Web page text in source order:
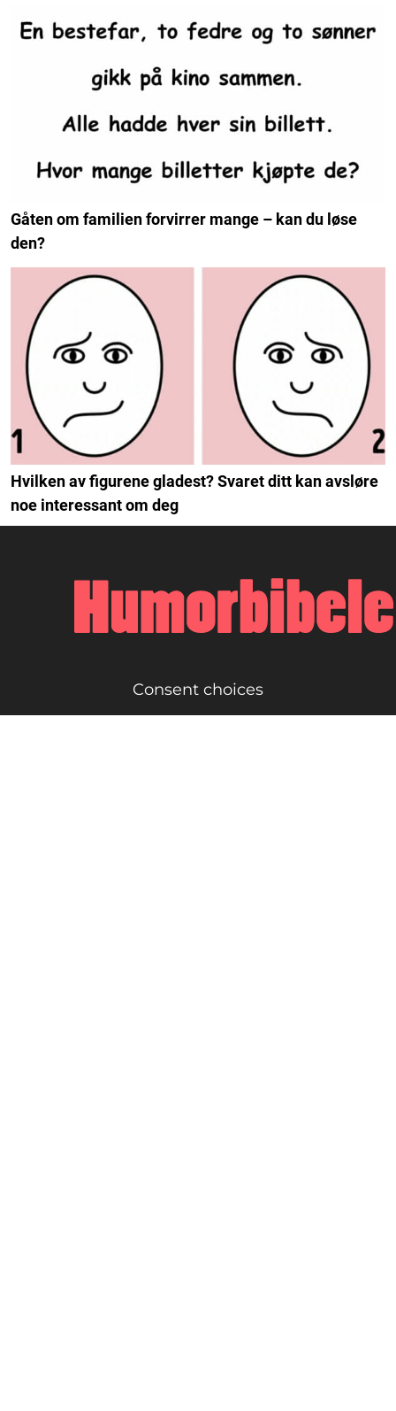
Gåten om familien forvirrer mange – kan du løse
den?
Hvilken av figurene gladest? Svaret ditt kan avsløre
noe interessant om deg
Consent choices